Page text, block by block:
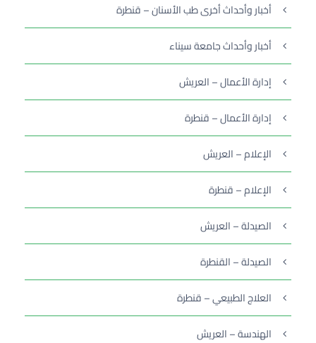
أخبار وأحداث أخرى طب الأسنان – قنطرة
أخبار وأحداث جامعة سيناء
إدارة الأعمال – العريش
إدارة الأعمال – قنطرة
الإعلام – العريش
الإعلام – قنطرة
الصيدلة – العريش
الصيدلة – القنطرة
العلاج الطبيعي – قنطرة
الهندسة – العريش